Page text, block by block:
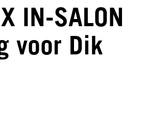
IN-SALON
voor Dik